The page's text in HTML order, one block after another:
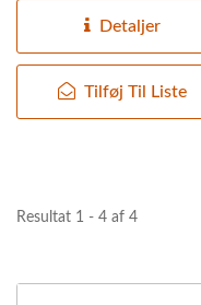
Detaljer
Tilføj Til Liste
Resultat 1 - 4 af 4